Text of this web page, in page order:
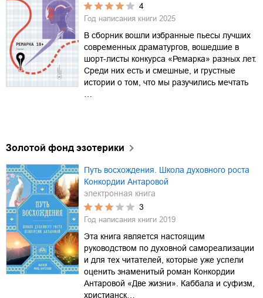
4
Год написания книги 2025
В сборник вошли избранные пьесы лучших
современных драматургов, вошедшие в
шорт-листы конкурса «Ремарка» разных лет.
Среди них есть и смешные, и грустные
истории о том, что мы разучились мечтать
Золотой фонд эзотерики
Путь восхождения. Школа духовного роста
Конкордии Антаровой
электронная книга
3
Год написания книги 2019
Эта книга является настоящим
руководством по духовной самореализации
и для тех читателей, которые уже успели
оценить знаменитый роман Конкордии
Антаровой «Две жизни». Каббала и суфизм,
христианск…